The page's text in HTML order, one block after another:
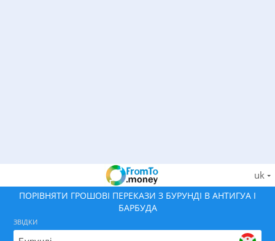
uk
ПОРІВНЯТИ ГРОШОВІ ПЕРЕКАЗИ З БУРУНДІ В АНТИГУА І
БАРБУДА
ЗВІДКИ